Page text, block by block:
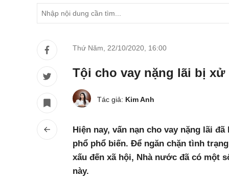
Thứ Năm, 22/10/2020 16:00
Tội cho vay nặng lãi bị
Tác giả: Kim Anh
Hiện nay, vấn nạn cho vay nặng lãi
phổ phổ biến. Để ngăn chặn tình
xấu đến xã hội, Nhà nước đã có một
này.